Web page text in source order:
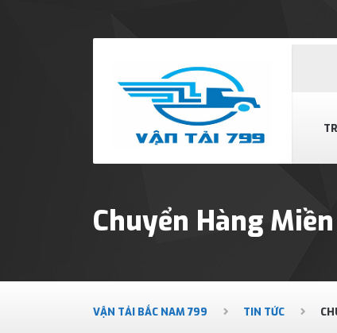
Chuyển Hàng
VẬN TẢI BẮC NAM 799 TIN TỨC